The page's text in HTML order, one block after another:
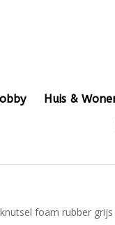
Huis &
foam rubber